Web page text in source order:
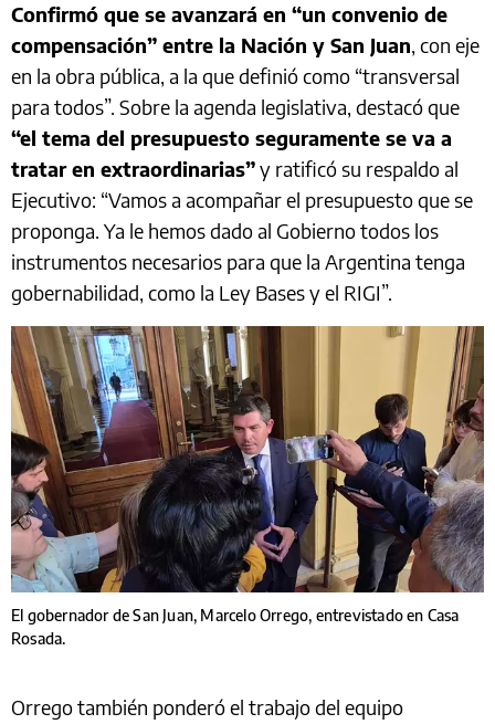
Confirmó que se avanzará en “un convenio de
compensación” entre la Nación y San Juan, con eje
en la obra pública, a la que definió como “transversal
para todos”. Sobre la agenda legislativa, destacó que
“el tema del presupuesto seguramente se va a
tratar en extraordinarias”y ratificó su respaldo al
Ejecutivo: “Vamos a acompañar el presupuesto que se
proponga. Ya le hemos dado al Gobierno todos los
instrumentos necesarios para que la Argentina tenga
gobernabilidad, como la Ley Bases y el RIGI”.
El gobernador de San Juan, Marcelo Orrego, entrevistado en Casa
Rosada.
Orrego también ponderó el trabajo del equipo